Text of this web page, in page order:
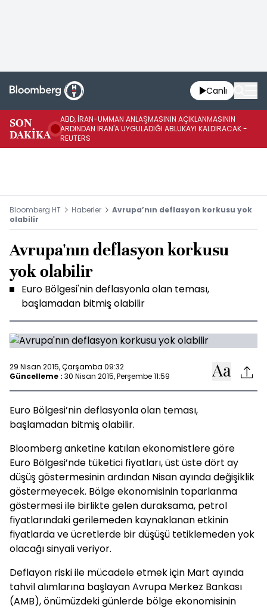
Canlı
SON
DAKİKA
ABD, İRAN-UMMAN ANLAŞMASININ AÇIKLANMASININ
ARDINDAN İRAN'A UYGULADIĞI ABLUKAYI KALDIRACAK -
REUTERS
Bloomberg HT Haberler
Avrupa’nın deflasyon korkusu yok
olabilir
Avrupa'nın deflasyon korkusu
yok olabilir
Euro Bölgesi'nin deflasyonla olan teması,
başlamadan bitmiş olabilir
29 Nisan 2015, Çarşamba 09:32
Güncelleme : 30 Nisan 2015, Perşembe 11:59
Euro Bölgesi’nin deflasyonla olan teması,
başlamadan bitmiş olabilir.
Bloomberg anketine katılan ekonomistlere göre
Euro Bölgesi’nde tüketici fiyatları, üst üste dört ay
düşüş göstermesinin ardından Nisan ayında değişiklik
göstermeyecek. Bölge ekonomisinin toparlanma
göstermesi ile birlikte gelen duraksama, petrol
fiyatlarındaki gerilemeden kaynaklanan etkinin
fiyatlarda ve ücretlerde bir düşüşü tetiklemeden yok
olacağı sinyali veriyor.
Deflayon riski ile mücadele etmek için Mart ayında
tahvil alımlarına başlayan Avrupa Merkez Bankası
(AMB), önümüzdeki günlerde bölge ekonomisinin